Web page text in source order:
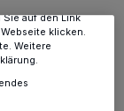
sofort für
Verordnung
zu
auf den Link
klicken.
Weitere